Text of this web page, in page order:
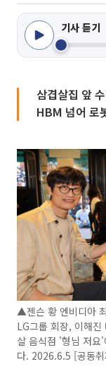
기사 듣기
삼겹살집 앞
HBM 넘어 로
▲젠슨 황 엔비디아
LG그룹 회장, 이해
살 음식점 '형님 저요'
다. 2026.6.5 [공동